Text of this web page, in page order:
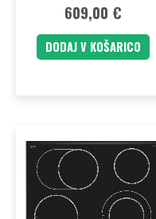
609,00 €
DODAJ V KOŠARICO